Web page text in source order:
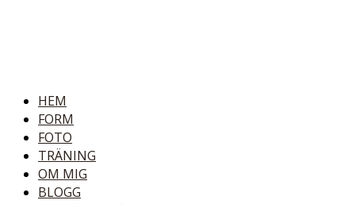
HEM
FORM
FOTO
TRÄNING
OM MIG
BLOGG